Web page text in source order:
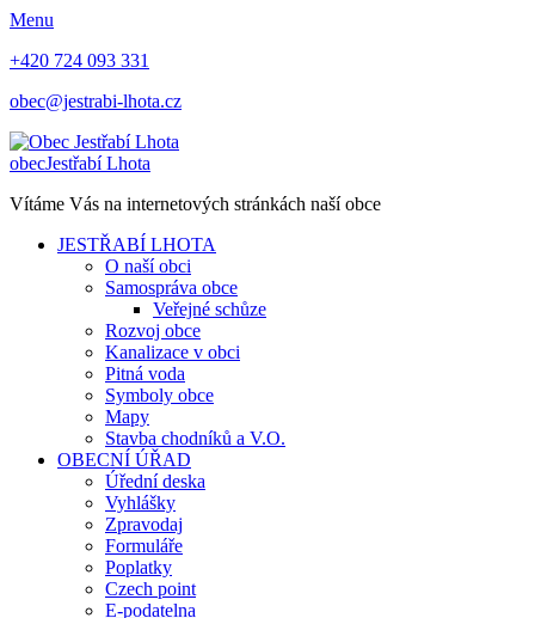
Menu
+420 724 093 331
obec@jestrabi-lhota.cz
obecJestřabí Lhota
Vítáme Vás na internetových stránkách naší obce
JESTŘABÍ LHOTA
O naší obci
Samospráva obce
Veřejné schůze
Rozvoj obce
Kanalizace v obci
Pitná voda
Symboly obce
Mapy
Stavba chodníků a V.O.
OBECNÍ ÚŘAD
Úřední deska
Vyhlášky
Zpravodaj
Formuláře
Poplatky
Czech point
E-podatelna